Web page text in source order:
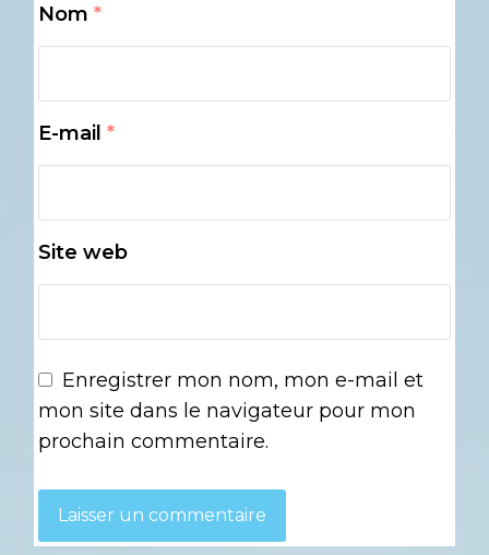
Nom *
E-mail *
Site web
Enregistrer mon nom, mon e-mail et
mon site dans le navigateur pour mon
prochain commentaire.